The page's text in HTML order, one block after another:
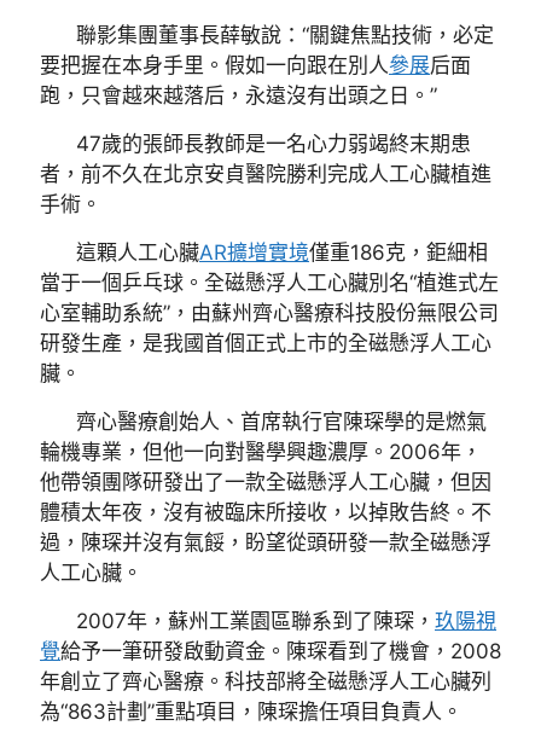
聯影集團董事長薛敏說：“關鍵焦點技術，必定
要把握在本身手里。假如一向跟在別人參展后面
跑，只會越來越落后，永遠沒有出頭之日。”
47歲的張師長教師是一名心力弱竭終末期患
者，前不久在北京安貞醫院勝利完成人工心臟植進
手術。
這顆人工心臟AR擴增實境僅重186克，鉅細相
當于一個乒乓球。全磁懸浮人工心臟別名“植進式左
心室輔助系統”，由蘇州齊心醫療科技股份無限公司
研發生產，是我國首個正式上市的全磁懸浮人工心
臟。
齊心醫療創始人、首席執行官陳琛學的是燃氣
輪機專業，但他一向對醫學興趣濃厚。2006年，
他帶領團隊研發出了一款全磁懸浮人工心臟，但因
體積太年夜，沒有被臨床所接收，以掉敗告終。不
過，陳琛并沒有氣餒，盼望從頭研發一款全磁懸浮
人工心臟。
2007年，蘇州工業園區聯系到了陳琛， 玖陽視
覺給予一筆研發啟動資金。陳琛看到了機會，2008
年創立了齊心醫療。科技部將全磁懸浮人工心臟列
為“863計劃”重點項目，陳琛擔任項目負責人。